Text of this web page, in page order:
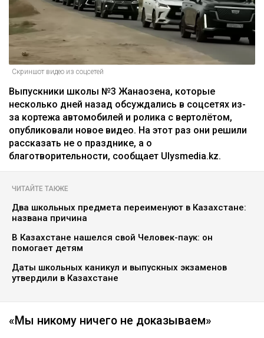
Скриншот видео из соцсетей
Выпускники школы №3 Жанаозена, которые
несколько дней назад обсуждались в соцсетях из-
за кортежа автомобилей и ролика с вертолётом,
опубликовали новое видео. На этот раз они решили
рассказать не о празднике, а о
благотворительности, сообщает Ulysmedia.kz.
ЧИТАЙТЕ ТАКЖЕ
Два школьных предмета переименуют в Казахстане:
названа причина
В Казахстане нашелся свой Человек-паук: он
помогает детям
Даты школьных каникул и выпускных экзаменов
утвердили в Казахстане
«Мы никому ничего не доказываем»